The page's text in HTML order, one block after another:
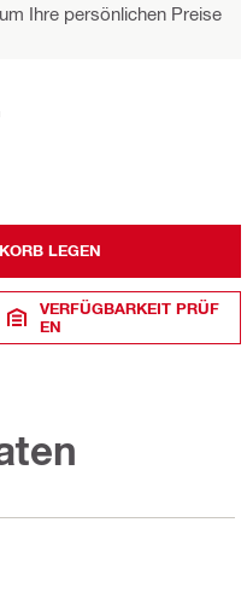
um Ihre persönlichen Preise
LEGEN
VERFÜGBARKEIT PRÜF
EN